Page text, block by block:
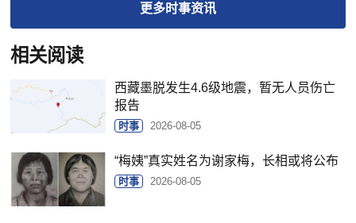
更多时事资讯
相关阅读
西藏墨脱发生4.6级地震，暂无人员伤亡
报告
时事 2026-08-05
“梅姨”真实姓名为谢家梅，长相或将公布
时事 2026-08-05